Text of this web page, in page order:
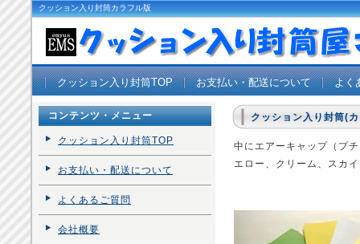
クッション入り封筒カラフル版
クッション入り封筒TOP お支払い・配送について よく
クッション入り封筒(
中にエアーキャップ（プ
エロー、クリーム、スカ
コンテンツ・メニュー
クッション入り封筒TOP
お支払い・配送について
よくあるご質問
会社概要